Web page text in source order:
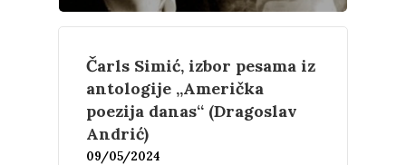
Čarls Simić, izbor pesama iz
antologije „Američka
poezija danas“ (Dragoslav
Andrić)
09/05/2024